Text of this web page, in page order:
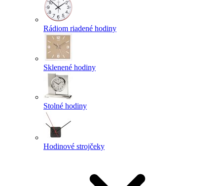
Rádiom riadené hodiny
Sklenené hodiny
Stolné hodiny
Hodinové strojčeky